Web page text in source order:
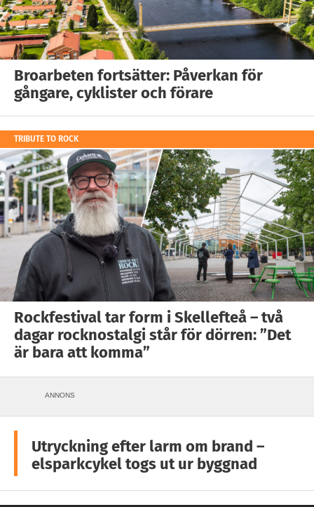
Broarbeten fortsätter: Påverkan för
gångare, cyklister och förare
TRIBUTE TO ROCK
Rockfestival tar form i Skellefteå – två
dagar rocknostalgi står för dörren: ”Det
är bara att komma”
ANNONS
Utryckning efter larm om brand –
elsparkcykel togs ut ur byggnad